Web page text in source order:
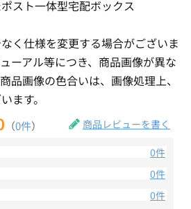
スト一体型宅配ボックス
く仕様を変更する場合がございま
ーアル等につき、商品画像が異な
品画像の色合いは、画像処理上、
ます。
（0件） 商品レビューを書く
0件
0件
0件